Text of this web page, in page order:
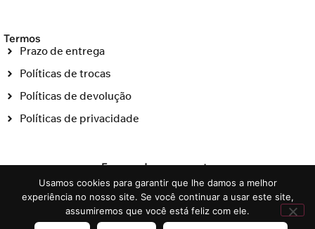
Termos
Prazo de entrega
Políticas de trocas
Políticas de devolução
Políticas de privacidade
Formas de pagamento
Usamos cookies para garantir que lhe damos a melhor
experiência no nosso site. Se você continuar a usar este site,
assumiremos que você está feliz com ele.